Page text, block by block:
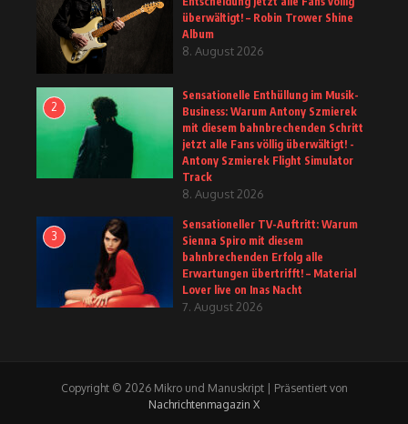
überwältigt! – Robin Trower Shine
Album
8. August 2026
2
Sensationelle Enthüllung im Musik-
Business: Warum Antony Szmierek
mit diesem bahnbrechenden Schritt
jetzt alle Fans völlig überwältigt! -
Antony Szmierek Flight Simulator
Track
8. August 2026
3
Sensationeller TV-Auftritt: Warum
Sienna Spiro mit diesem
bahnbrechenden Erfolg alle
Erwartungen übertrifft! – Material
Lover live on Inas Nacht
7. August 2026
Copyright © 2026 Mikro und Manuskript | Präsentiert von
Nachrichtenmagazin X